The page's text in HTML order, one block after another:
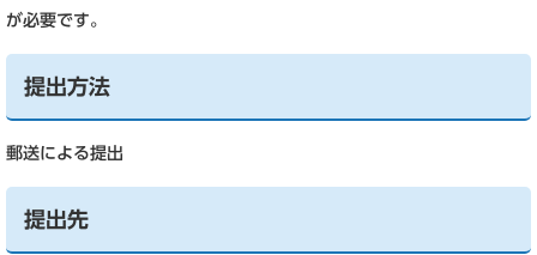
が必要です。
提出方法
郵送による提出
提出先